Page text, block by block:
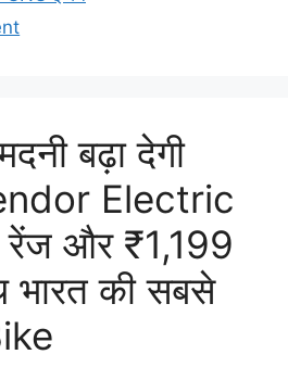
बढ़ा देगी
Electric
और ₹1,199
भारत की सबसे